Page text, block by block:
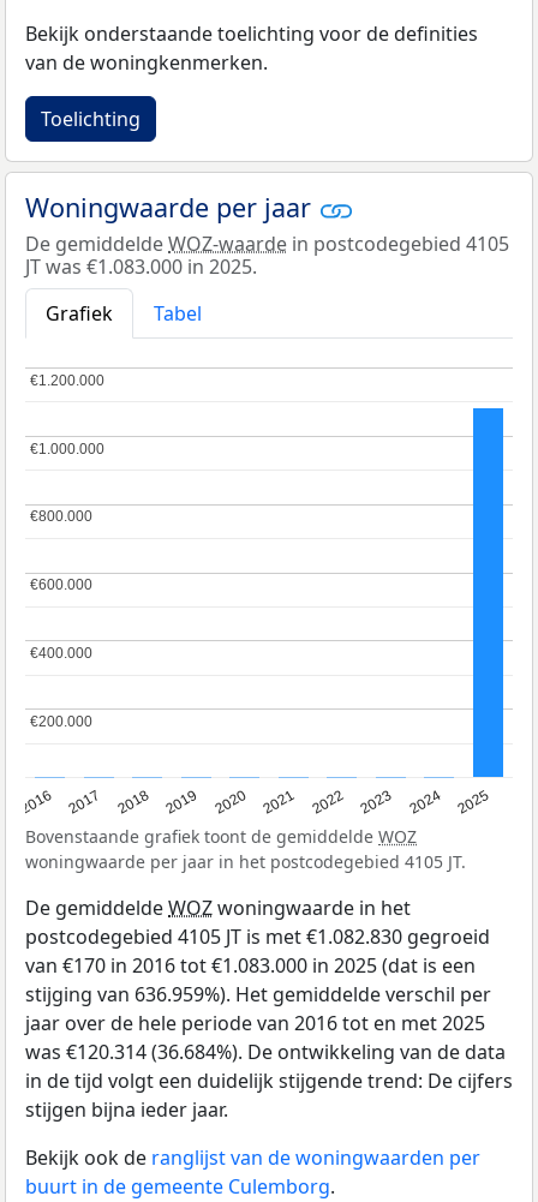
Bekijk onderstaande toelichting voor de definities
van de woningkenmerken.
Toelichting
Woningwaarde per jaar
De gemiddeldeWOZ-waarde in postcodegebied 4105
JT was €1.083.000 in 2025.
Grafiek
Tabel
2016 2017 2018 2019 2020 2021 2022 2023 2024 2025
€200.000
€200.000
€400.000
€400.000
€600.000
€600.000
€800.000
€800.000
€1.000.000
€1.000.000
€1.200.000
€1.200.000
Bovenstaande grafiek toont de gemiddelde WOZ
woningwaarde per jaar in het postcodegebied 4105 JT.
De gemiddeldeWOZwoningwaarde in het
postcodegebied 4105 JT is met €1.082.830 gegroeid
van €170 in 2016 tot €1.083.000 in 2025 (dat is een
stijging van 636.959%). Het gemiddelde verschil per
jaar over de hele periode van 2016 tot en met 2025
was €120.314 (36.684%). De ontwikkeling van de data
in de tijd volgt een duidelijk stijgende trend: De cijfers
stijgen bijna ieder jaar.
Bekijk ook de ranglijst van de woningwaarden per
buurt in de gemeente Culemborg.